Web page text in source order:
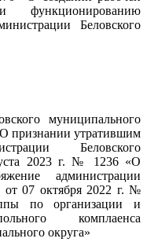
Беловского
муниципального
признании утратившим
Беловского
2023 г. № 1236 «О
администрации
от 07 октября 2022 г. №
по организации и
комплаенса
округа»